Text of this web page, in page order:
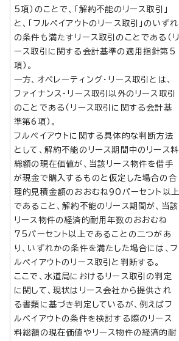
5項）のことで、「解約不能のリース取引」
と、「フルペイアウトのリース取引」のいずれ
の条件も満たすリース取引のことである（リ
ース取引に関する会計基準の適用指針第5
項）。
一方、オペレーティング・リース取引とは、
ファイナンス・リース取引以外のリース取引
のことである（リース取引に関する会計基
準第6項）。
フルペイアウトに関する具体的な判断方法
として、解約不能のリース期間中のリース料
総額の現在価値が、当該リース物件を借手
が現金で購入するものと仮定した場合の合
理的見積金額のおおむね90パーセント以上
であること、解約不能のリース期間が、当該
リース物件の経済的耐用年数のおおむね
75パーセント以上であることの二つがあ
り、いずれかの条件を満たした場合には、フ
ルペイアウトのリース取引と判断する。
ここで、水道局におけるリース取引の判定
に関して、現状はリース会社から提供され
る書類に基づき判定しているが、例えばフ
ルペイアウトの条件を検討する際のリース
料総額の現在価値やリース物件の経済的耐